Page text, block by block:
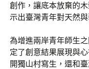
創作，讓底本放棄的
示出臺灣青年對天然
為增進兩岸青年師生
定了創意結果展現與
開獨山村寫生，還和